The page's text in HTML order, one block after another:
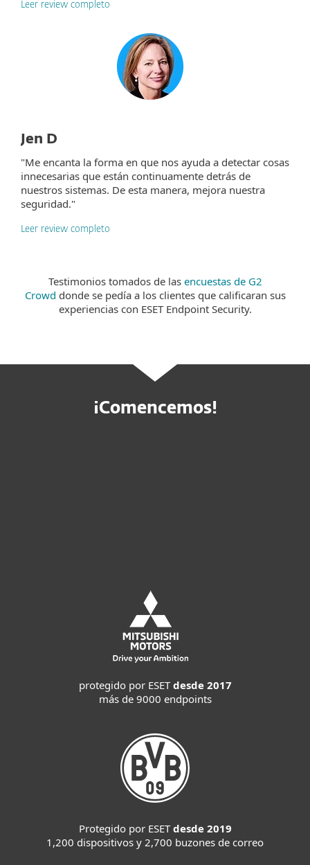
Leer review completo
Jen D
"Me encanta la forma en que nos ayuda a detectar cosas
innecesarias que están continuamente detrás de
nuestros sistemas. De esta manera, mejora nuestra
seguridad."
Leer review completo
Testimonios tomados de las encuestas de G2
Crowd donde se pedía a los clientes que calificaran sus
experiencias con ESET Endpoint Security.
¡Comencemos!
protegido por ESETdesde 2017
más de 9000 endpoints
Protegido por ESETdesde 2019
1,200 dispositivos y 2,700 buzones de correo